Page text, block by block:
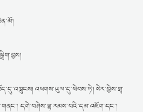
འཕགས་ཡུལ་དུ་ཕེབས་ཏེ། སེར་བྱེས་གྲྭ་
དགེ་བཤེས་ལྷ་རམས་པའི་དམ་འཇོག་དང་།